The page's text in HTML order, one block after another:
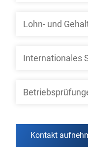
Lohn- und
Internationales
Kontakt